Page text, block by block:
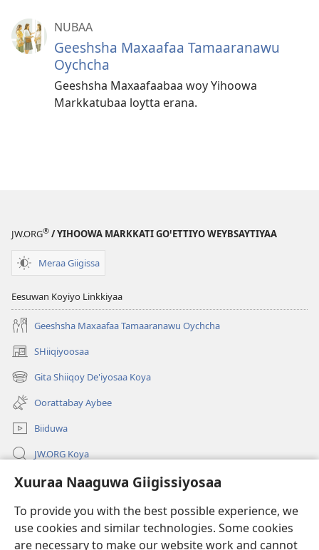
Xuuraa Naaguwa Giigissiyosaa
To provide you with the best possible experience, we
use cookies and similar technologies. Some cookies
are necessary to make our website work and cannot
NUBAA
Geeshsha Maxaafaa Tamaaranawu
Oychcha
Geeshsha Maxaafaabaa woy Yihoowa
Markkatubaa loytta erana.
JW.ORG® / YIHOOWA MARKKATI GOꞌETTIYO WEYBSAYTIYAA
Meraa Giigissa
Eesuwan Koyiyo Linkkiyaa
Geeshsha Maxaafaa Tamaaranawu Oychcha
SHiiqiyoosaa
(opens
new
window)
Gita Shiiqoy De'iyosaa Koya
(opens
new
window)
Oorattabay Aybee
Biiduwa
JW.ORG Koya
Kawotettaa Sunttatussi Giigida Qonccissuwa
Miishshaa Immiyogaa
(opens
new